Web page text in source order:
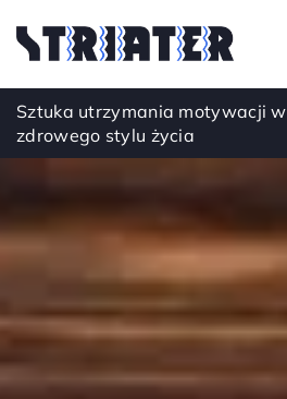
Jak moda wpływa na nasze
każdego dnia?
Sztuka utrzymania motywacji
zdrowego stylu życia
Zastosowania i zalety
elektronicznych w różnych